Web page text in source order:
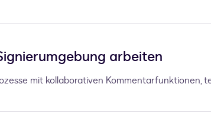
arbeiten
mit kollaborativen